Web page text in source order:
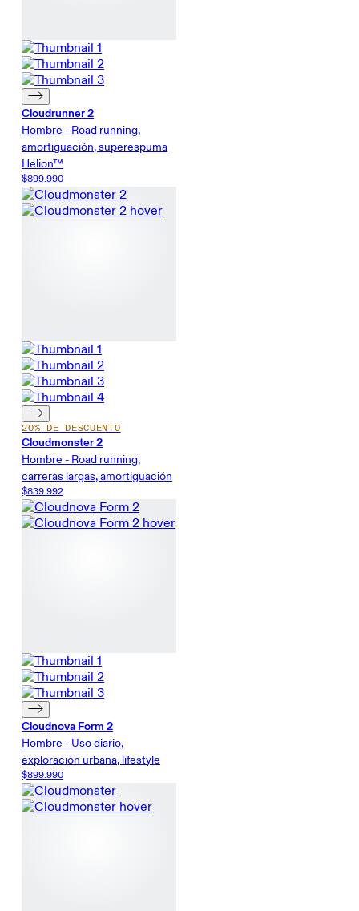
Cloudrunner 2
Hombre - Road running,
amortiguación, superespuma
Helion™
$899.990
20% DE DESCUENTO
Cloudmonster 2
Hombre - Road running,
carreras largas, amortiguación
$839.992
Cloudnova Form 2
Hombre - Uso diario,
exploración urbana, lifestyle
$899.990